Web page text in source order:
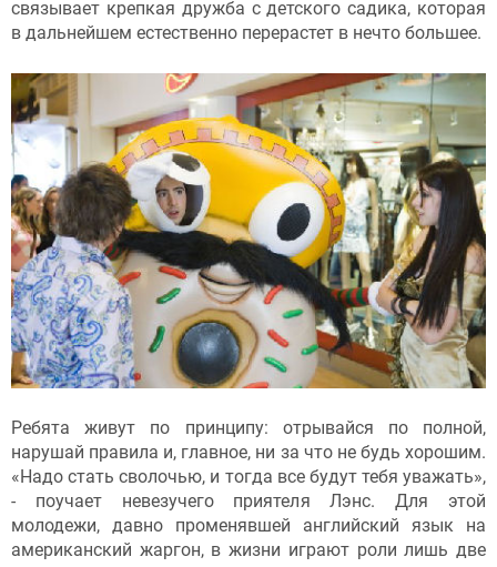
связывает крепкая дружба с детского садика, которая
в дальнейшем естественно перерастет в нечто большее.
Ребята живут по принципу: отрывайся по полной,
нарушай правила и, главное, ни за что не будь хорошим.
«Надо стать сволочью, и тогда все будут тебя уважать»,
- поучает невезучего приятеля Лэнс. Для этой
молодежи, давно променявшей английский язык на
американский жаргон, в жизни играют роли лишь две